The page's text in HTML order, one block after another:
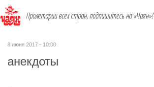
Пролетарии всех стран, подпишитесь на «Чаян»!
8 июня 2017 - 10:00
анекдоты